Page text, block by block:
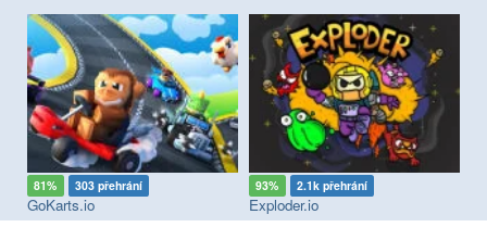
81% 303 přehrání
GoKarts.io
93% 2.1k přehrání
Exploder.io